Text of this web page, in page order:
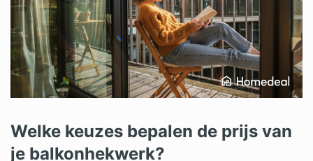
Welke keuzes bepalen de prijs van
je balkonhekwerk?